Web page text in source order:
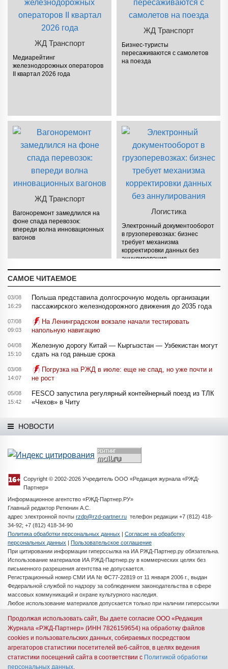
ЖД Транспорт
Медиарейтинг
железнодорожных операторов
II квартал 2026 года
ЖД Транспорт
Бизнес-туристы
пересаживаются с самолетов
на поезда
ЖД Транспорт
Вагоноремонт замедлился на
фоне спада перевозок:
впереди волна инновационных
вагонов
Логистика
Электронный документооборот
в грузоперевозках: бизнес
требует механизма
корректировки данных без
аннулирования
САМОЕ ЧИТАЕМОЕ
03/08
16:29
Польша представила долгосрочную модель организации
пассажирского железнодорожного движения до 2035 года
07/08
09:03
На Ленинградском вокзале начали тестировать
напольную навигацию
04/08
15:10
Железную дорогу Китай — Кыргызстан — Узбекистан могут
сдать на год раньше срока
03/08
14:07
Погрузка на РЖД в июле: еще не спад, но уже почти и
не рост
05/08
15:42
FESCO запустила регулярный контейнерный поезд из ТЛК
«Чехов» в Читу
НОВОСТИ
Copyright © 2002-2026 Учредитель ООО «Редакция журнала «РЖД-
Партнер»
Информационное агентство «РЖД-Партнер.РУ»
Главный редактор Ретюнин А.С.
адрес электронной почты rzdp@rzd-partner.ru телефон редакции +7 (812) 418-
34-92; +7 (812) 418-34-90
Политика обработки персональных данных | Согласие на обработку
персональных данных | Пользовательское соглашение
При цитировании информации гиперссылка на ИА РЖД-Партнер.ру обязательна.
Использование материалов ИА РЖД-Партнер.ру в коммерческих целях без
письменного разрешения агентства не допускается.
Регистрационный номер СМИ ИА № ФС77-22819 от 11 января 2006 г., выдан
Федеральной службой по надзору за соблюдением законодательства в сфере
массовых коммуникаций и охране культурного наследия.
Любое использование материалов допускается только при наличии гиперссылки
Разработка сайта -iMedia Solutions
Продолжая использовать сайт, Вы даете согласие ООО «Редакция
Журнала «РЖД-Партнер» (ИНН 7826159654) на обработку файлов
cookies и пользовательских данных, собираемых посредством
агрегаторов статистики посетителей веб-сайтов, в целях ведения
статистики посещений сайта в соответствии с Политикой обработки
персональных данных.
Авторизация через иностранные почтовые сервисы
запрещена согласно ФЗ № 149. Пожалуйста,